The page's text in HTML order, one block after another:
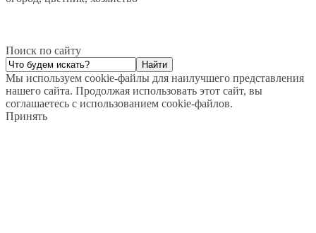
Поиск по сайту
Мы используем cookie-файлы для наилучшего представления
нашего сайта. Продолжая использовать этот сайт, вы
соглашаетесь с использованием cookie-файлов.
Принять